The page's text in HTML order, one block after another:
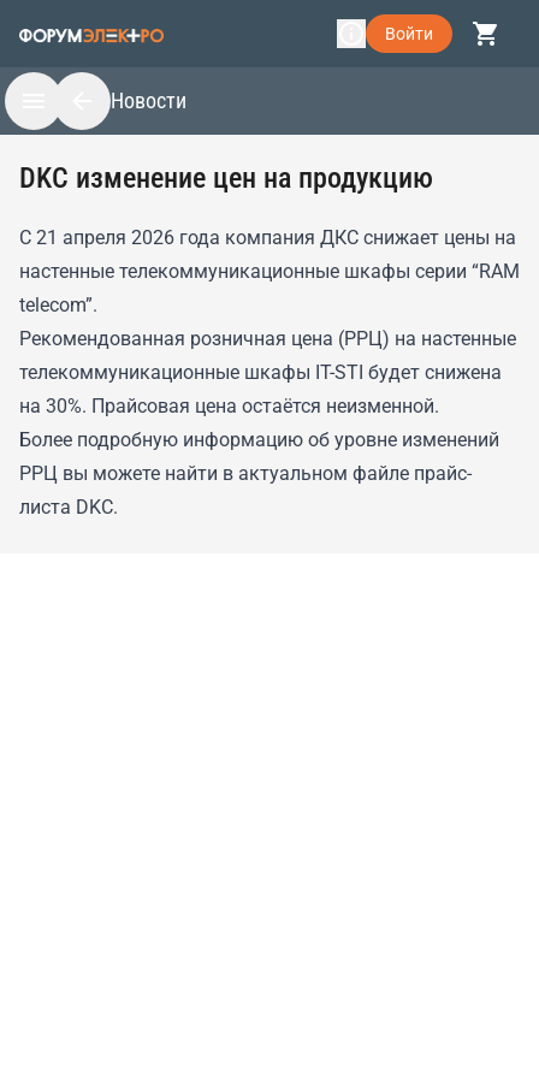
Войти
Новости
DKC изменение цен на продукцию
С 21 апреля 2026 года компания ДКС снижает цены на
настенные телекоммуникационные шкафы серии “RAM
telecom”.
Рекомендованная розничная цена (РРЦ) на настенные
телекоммуникационные шкафы IT-STI будет снижена
на 30%. Прайсовая цена остаётся неизменной.
Более подробную информацию об уровне изменений
РРЦ вы можете найти в актуальном файле прайс-
листа DKC.